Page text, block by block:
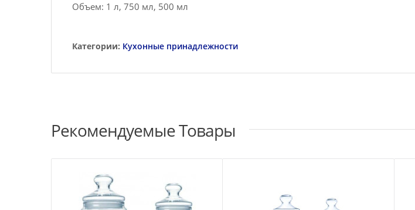
Объем: 1 л, 750 мл, 500 мл
Категории: Кухонные принадлежности
Рекомендуемые Товары